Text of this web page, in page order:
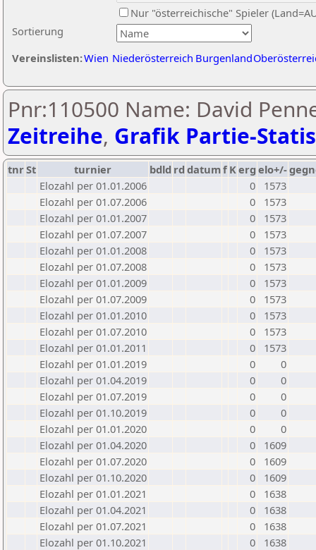
Sortierung
Nur "österreichische" Spieler
Vereinslisten:Wien Niederösterreich Burgenland
Pnr:110500 Name: David
Zeitreihe, Grafik Partie-
tnrSt turnier bdld rd datumf Kerg elo+/-
Elozahl per 01.01.2006
0
1573
Elozahl per 01.07.2006
0
1573
Elozahl per 01.01.2007
0
1573
Elozahl per 01.07.2007
0
1573
Elozahl per 01.01.2008
0
1573
Elozahl per 01.07.2008
0
1573
Elozahl per 01.01.2009
0
1573
Elozahl per 01.07.2009
0
1573
Elozahl per 01.01.2010
0
1573
Elozahl per 01.07.2010
0
1573
Elozahl per 01.01.2011
0
1573
Elozahl per 01.01.2019
0
0
Elozahl per 01.04.2019
0
0
Elozahl per 01.07.2019
0
0
Elozahl per 01.10.2019
0
0
Elozahl per 01.01.2020
0
0
Elozahl per 01.04.2020
0
1609
Elozahl per 01.07.2020
0
1609
Elozahl per 01.10.2020
0
1609
Elozahl per 01.01.2021
0
1638
Elozahl per 01.04.2021
0
1638
Elozahl per 01.07.2021
0
1638
Elozahl per 01.10.2021
0
1638